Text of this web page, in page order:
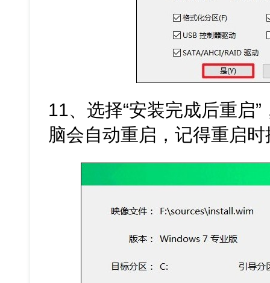
11、选择“安装完成后重启
脑会自动重启，记得重启